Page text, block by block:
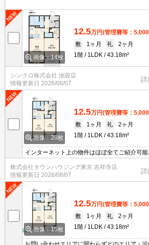
画像：14枚
12.5万円(管理費等：
敷
1ヶ月 礼
2ヶ月
1階
1LDK 43.18m²
シンクロ株式会社 池袋店
情報更新日 2026/08/07
詳
画像：28枚
12.5万円(管理費等：
敷
1ヶ月 礼
2ヶ月
1階
1LDK 43.18m²
インターネット上の物件はほぼ全てご紹介可能
ます♪お気軽にお問合せください！お部屋探し
で☆新着情報毎日更新☆
株式会社タウンハウジング東京 吉祥寺店
情報更新日 2026/08/07
詳
画像：15枚
12.5万円(管理費等：
敷
1ヶ月 礼
2ヶ月
1階
1LDK 43.18m²